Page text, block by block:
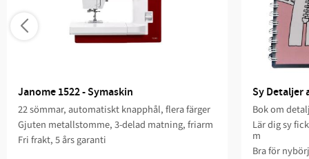
Janome 1522 - Symaskin
22 sömmar, automatiskt knapphål, flera färger
Gjuten metallstomme, 3-delad matning, friarm
Fri frakt, 5 års garanti
Sy Detaljer
Bok om
Lär dig sy
m
Bra för